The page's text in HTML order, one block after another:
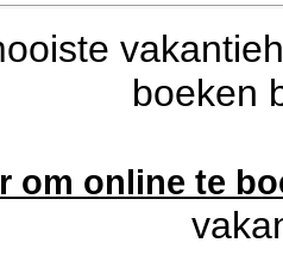
boeken
om online te